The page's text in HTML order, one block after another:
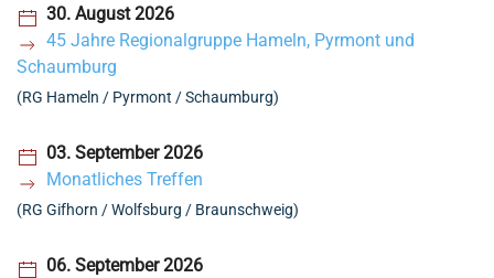
30. August 2026
45 Jahre Regionalgruppe Hameln, Pyrmont und
Schaumburg
(RG Hameln / Pyrmont / Schaumburg)
03. September 2026
Monatliches Treffen
(RG Gifhorn / Wolfsburg / Braunschweig)
06. September 2026